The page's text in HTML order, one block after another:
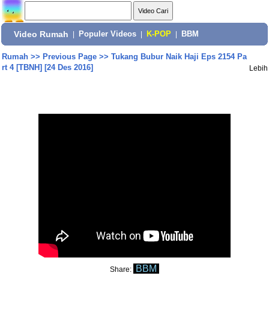
Video Rumah Populer Videos K-POP BBM
Rumah>> Previous Page>> Tukang Bubur Naik Haji Eps 2154 Pa
rt 4 [TBNH] [24 Des 2016]
Lebih
Share: BBM